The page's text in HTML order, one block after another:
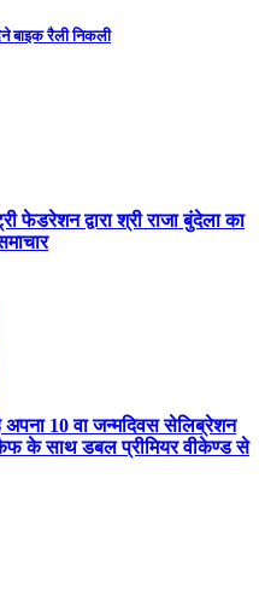
बाइक रैली निकली
फेडरेशन द्वारा श्री राजा बुंदेला का
10 वा जन्मदिवस सेलिब्रेशन
के साथ डबल प्रीमियर वीकेण्ड से